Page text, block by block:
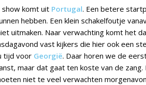
show komt uit Portugal. Een betere
hebben. Een klein schakelfoutje
uitmaken. Naar verwachting komt het
vast kijkers die hier ook een
tijd voor Georgië. Daar horen we de
maar dat gaat ten koste van de zang.
niet te veel verwachten